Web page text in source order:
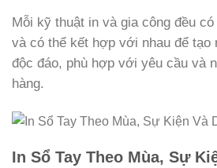
Mỗi kỹ thuật in và gia công đều
và có thể kết hợp với nhau để tạo
độc đáo, phù hợp với yêu cầu và
hàng.
In Sổ Tay Theo Mùa, Sự